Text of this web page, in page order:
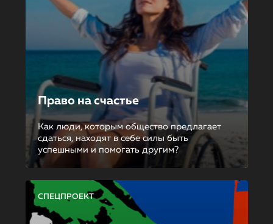
Право на счастье
Как люди, которым общество предлагает
сдаться, находят в себе силы быть
успешными и помогать другим?
СПЕЦПРОЕКТ